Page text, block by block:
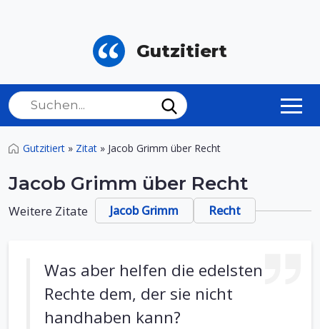
Gutzitiert
Gutzitiert » Zitat » Jacob Grimm über Recht
Jacob Grimm über Recht
Weitere Zitate Jacob Grimm Recht
Was aber helfen die edelsten
Rechte dem, der sie nicht
handhaben kann?